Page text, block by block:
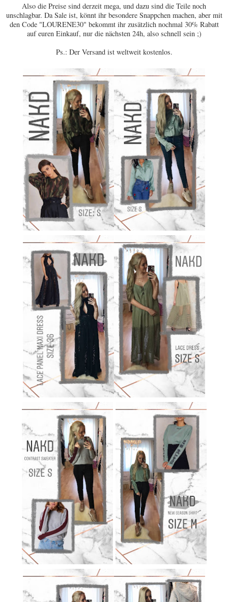
Also die Preise sind derzeit mega, und dazu sind die Teile noch
unschlagbar. Da Sale ist, könnt ihr besondere Snappchen machen, aber mit
den Code "LOURENE30" bekommt ihr zusätzlich nochmal 30% Rabatt
auf euren Einkauf, nur die nächsten 24h, also schnell sein ;)
Ps.: Der Versand ist weltweit kostenlos.